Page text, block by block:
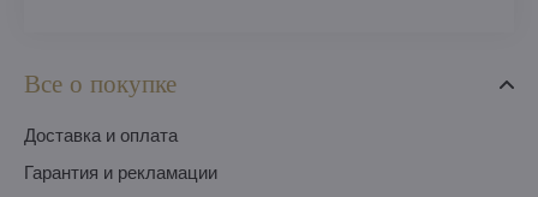
Все о покупке
Доставка и оплата
Гарантия и рекламации